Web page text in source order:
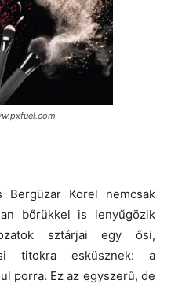
Bergüzar Korel nemcsak
bőrükkel is lenyűgözik
sztárjai egy ősi,
titokra esküsznek: a
porra. Ez az egyszerű, de